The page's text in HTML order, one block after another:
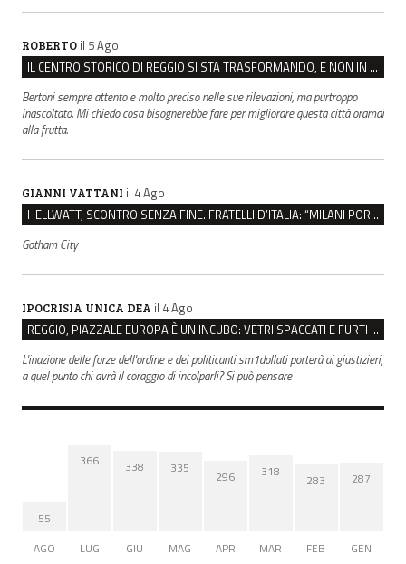
ROBERTO il 5 Ago
IL CENTRO STORICO DI REGGIO SI STA TRASFORMANDO, E NON IN MEGLIO
Bertoni sempre attento e molto preciso nelle sue rilevazioni, ma purtroppo
inascoltato. Mi chiedo cosa bisognerebbe fare per migliorare questa città oramai
alla frutta.
GIANNI VATTANI il 4 Ago
HELLWATT, SCONTRO SENZA FINE. FRATELLI D’ITALIA: “MILANI PORTA DOCUMENTI, DE FRANCO INSULTI”
Gotham City
IPOCRISIA UNICA DEA il 4 Ago
REGGIO, PIAZZALE EUROPA È UN INCUBO: VETRI SPACCATI E FURTI SULLE AUTO IN SOSTA
L'inazione delle forze dell'ordine e dei politicanti sm1dollati porterà ai giustizieri,
a quel punto chi avrà il coraggio di incolparli? Si può pensare
55
AGO
366
LUG
338
GIU
335
MAG
296
APR
318
MAR
283
FEB
287
GEN